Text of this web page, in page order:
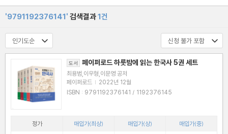
'9791192376141' 검색결과1건
도서 페이퍼로드 하룻밤에 읽는 한국사 5권 세트
최용범,이우형,이문영 공저
페이퍼로드 | 2022년 12월
ISBN : 9791192376141 / 1192376145
정가 매입가(최상) 매입가(상)
매입가(중)